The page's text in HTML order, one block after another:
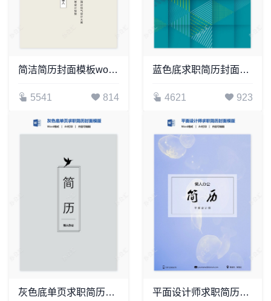
简洁简历封面模板word简历模板
5541 814
蓝色底求职简历封面word简历模板
4621 923
灰色底单页求职简历封面模版 平面设计师求职简历封面模版